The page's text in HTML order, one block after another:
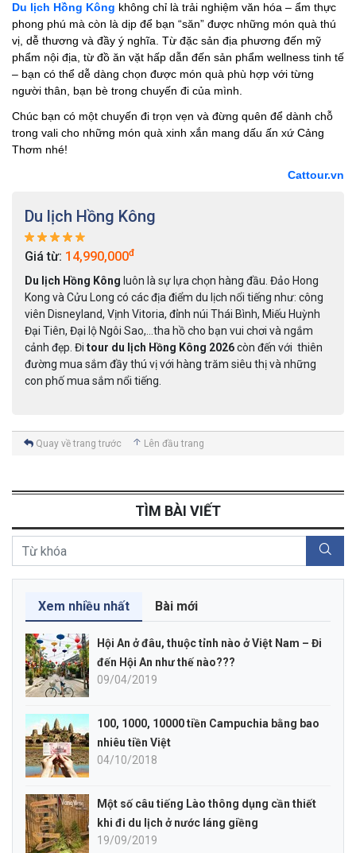
Du lịch Hồng Kông không chỉ là trải nghiệm văn hóa – ẩm thực
phong phú mà còn là dịp để bạn “săn” được những món quà thú
vị, dễ thương và đầy ý nghĩa. Từ đặc sản địa phương đến mỹ
phẩm nội địa, từ đồ ăn vặt hấp dẫn đến sản phẩm wellness tinh tế
– bạn có thể dễ dàng chọn được món quà phù hợp với từng
người thân, bạn bè trong chuyến đi của mình.
Chúc bạn có một chuyến đi trọn vẹn và đừng quên để dành chỗ
trong vali cho những món quà xinh xắn mang dấu ấn xứ Cảng
Thơm nhé!
Cattour.vn
Du lịch Hồng Kông
Giá từ: 14,990,000đ
Du lịch Hồng Kông luôn là sự lựa chọn hàng đầu. Đảo Hong
Kong và Cửu Long có các địa điểm du lịch nổi tiếng như: công
viên Disneyland, Vịnh Vitoria, đỉnh núi Thái Bình, Miếu Huỳnh
Đại Tiên, Đại lộ Ngôi Sao,…tha hồ cho bạn vui chơi và ngắm
cảnh đẹp. Đi tour du lịch Hồng Kông 2026còn đến với thiên
đường mua sắm đầy thú vị với hàng trăm siêu thị và những
con phố mua sắm nổi tiếng.
Quay về trang trước Lên đầu trang
TÌM BÀI VIẾT
Xem nhiều nhất Bài mới
Hội An ở đâu, thuộc tỉnh nào ở Việt Nam – Đi
đến Hội An như thế nào???
09/04/2019
100, 1000, 10000 tiền Campuchia bằng bao
nhiêu tiền Việt
04/10/2018
Một số câu tiếng Lào thông dụng cần thiết
khi đi du lịch ở nước láng giềng
19/09/2019